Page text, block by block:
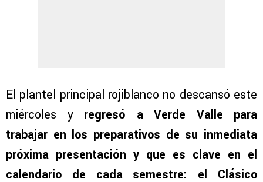
El plantel principal rojiblanco no descansó este
miércoles y regresó a Verde Valle para
trabajar en los preparativos de su inmediata
próxima presentación y que es clave en el
calendario de cada semestre: el Clásico